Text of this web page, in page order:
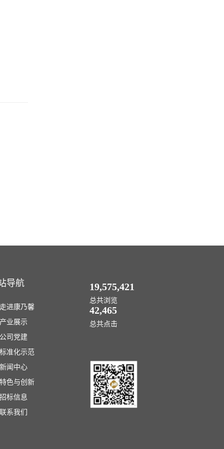
导航
走进康乃馨
产业展示
公司党建
标准化示范
新闻中心
特色与创新
招标信息
联系我们
19,575,421
总共浏览
42,465
总共点击